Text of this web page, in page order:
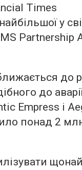
Times
у
Partnership
до
до
Empress і
понад 2